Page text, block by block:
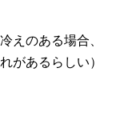
えのある場合、
があるらしい）